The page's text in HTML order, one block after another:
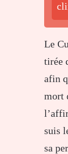
Le
tirée
afin
mort
suis
sa